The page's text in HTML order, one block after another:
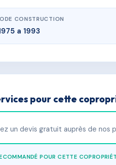
CONSTRUCTION
a 1993
pour cette
un devis gratuit auprès de nos
POUR CETTE